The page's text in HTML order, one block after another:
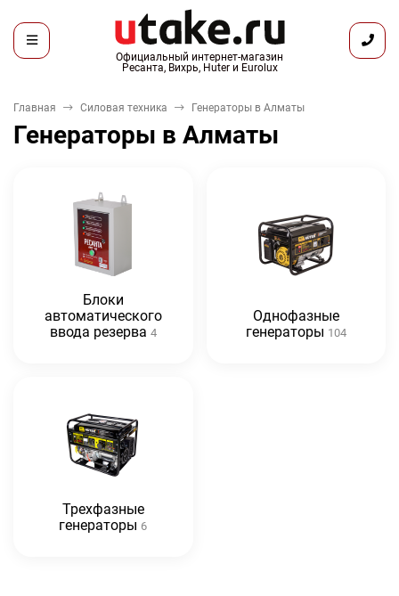
Официальный интернет-магазин
Ресанта, Вихрь, Huter и Eurolux
Главная Силовая техника Генераторы в Алматы
Генераторы в Алматы
Блоки
автоматического
ввода резерва 4
Однофазные
генераторы 104
Трехфазные
генераторы 6